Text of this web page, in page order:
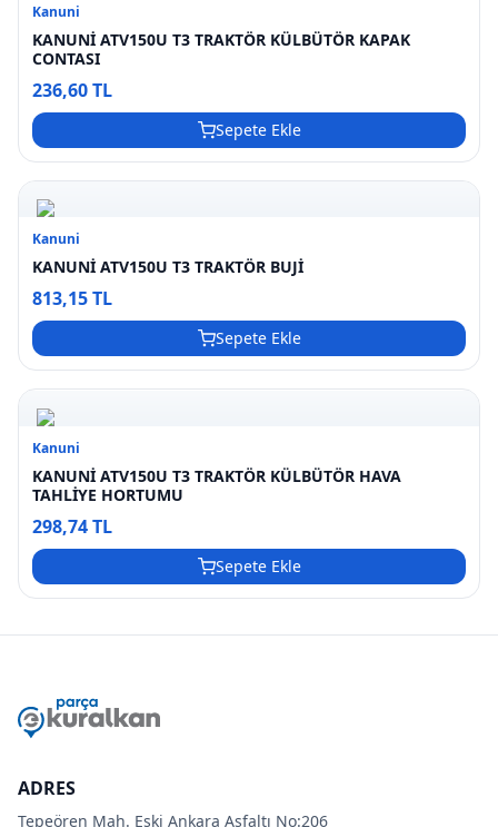
Kanuni
KANUNİ ATV150U T3 TRAKTÖR KÜLBÜTÖR KAPAK
CONTASI
236,60 TL
Sepete Ekle
Kanuni
KANUNİ ATV150U T3 TRAKTÖR BUJİ
813,15 TL
Sepete Ekle
Kanuni
KANUNİ ATV150U T3 TRAKTÖR KÜLBÜTÖR HAVA
TAHLİYE HORTUMU
298,74 TL
Sepete Ekle
ADRES
Tepeören Mah. Eski Ankara Asfaltı No:206